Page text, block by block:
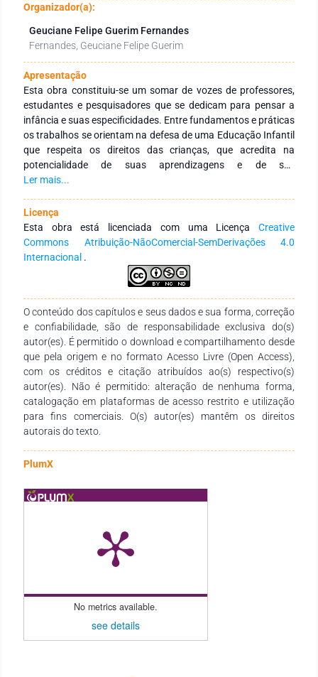
Organizador(a):
Geuciane Felipe Guerim Fernandes
Fernandes, Geuciane Felipe Guerim
Apresentação
Esta obra constituiu-se um somar de vozes de professores,
estudantes e pesquisadores que se dedicam para pensar a
infância e suas especificidades. Entre fundamentos e práticas
os trabalhos se orientam na defesa de uma Educação Infantil
que respeita os direitos das crianças, que acredita na
potencialidade de suas aprendizagens e de seu
desenvolvimento. Tem como objetivo integrar pesquisas
uma concepção de criança que é capaz de ocupar ativamente
seu espaço na escola da infância e na vida. A escola, a
cultura, os professores, são elementos fundamentais para o
desenvolvimento das crianças em suas máximas
possibilidades. Com este olhar, agradecemos aos autores
pelo empenho, disponibilidade e dedicação para o
desenvolvimento e conclusão dessa obra. Esperamos
também que esta obra contribua para estudantes,
professores e demais interessados pela temática. As crianças
merecem!
Ler mais...
Licença
Esta obra está licenciada com uma Licença Creative
Commons Atribuição-NãoComercial-SemDerivações 4.0
Internacional .
O conteúdo dos capítulos e seus dados e sua forma, correção
e confiabilidade, são de responsabilidade exclusiva do(s)
autor(es). É permitido o download e compartilhamento desde
que pela origem e no formato Acesso Livre (Open Access),
com os créditos e citação atribuídos ao(s) respectivo(s)
autor(es). Não é permitido: alteração de nenhuma forma,
catalogação em plataformas de acesso restrito e utilização
para fins comerciais. O(s) autor(es) mantêm os direitos
autorais do texto.
PlumX
No metrics available.
see details